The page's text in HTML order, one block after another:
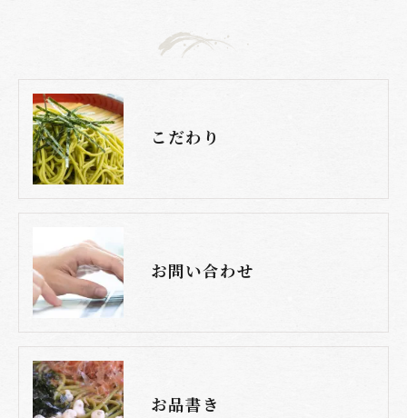
こだわり
お問い合わせ
お品書き